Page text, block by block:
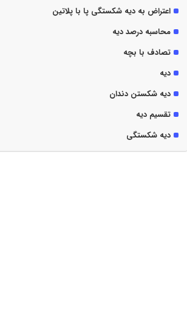
اعتراض به دیه شکستگی پا با پلاتین
محاسبه درصد دیه
تصادف با بچه
دیه
دیه شکستن دندان
تقسیم دیه
دیه شکستگی